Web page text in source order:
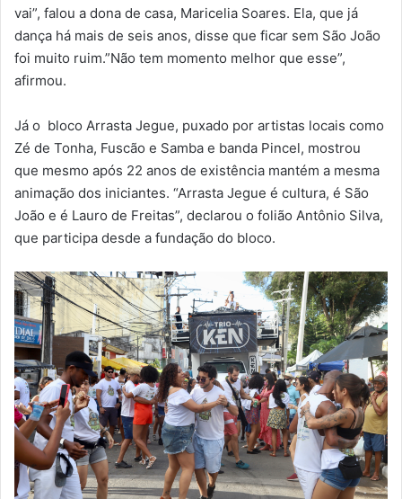
vai”, falou a dona de casa, Maricelia Soares. Ela, que já
dança há mais de seis anos, disse que ficar sem São João
foi muito ruim.”Não tem momento melhor que esse”,
afirmou.
Já o bloco Arrasta Jegue, puxado por artistas locais como
Zé de Tonha, Fuscão e Samba e banda Pincel, mostrou
que mesmo após 22 anos de existência mantém a mesma
animação dos iniciantes. “Arrasta Jegue é cultura, é São
João e é Lauro de Freitas”, declarou o folião Antônio Silva,
que participa desde a fundação do bloco.